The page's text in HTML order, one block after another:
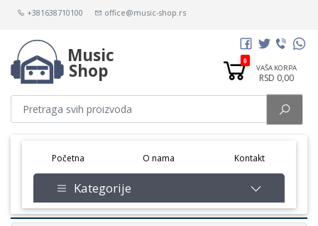
+381638710100 office@music-shop.rs
Music
Shop 0
VAŠA KORPA
RSD 0,00
Početna(current) O nama Kontakt
Kategorije